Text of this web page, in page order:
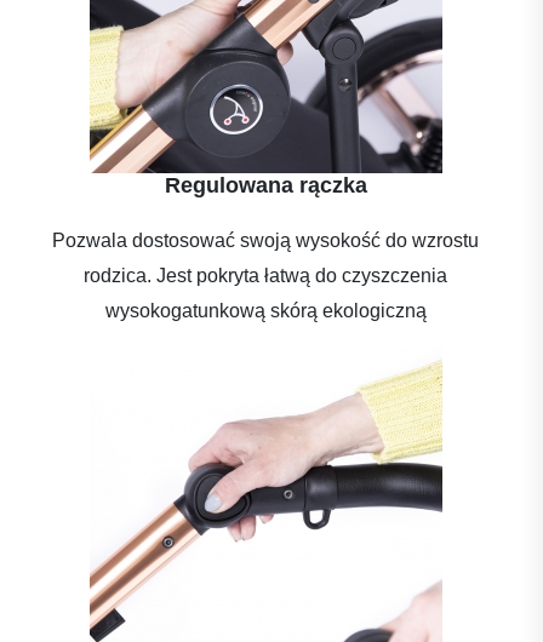
Regulowana rączka
Pozwala dostosować swoją wysokość do wzrostu
rodzica. Jest pokryta łatwą do czyszczenia
wysokogatunkową skórą ekologiczną